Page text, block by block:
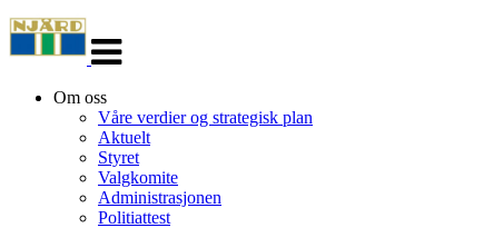
navigasjon
Om oss
Våre verdier og strategisk plan
Aktuelt
Styret
Valgkomite
Administrasjonen
Politiattest